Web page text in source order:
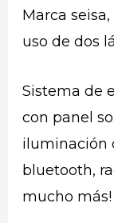
Marca
uso de dos
Sistema de
con panel
iluminación
bluetooth,
mucho más!